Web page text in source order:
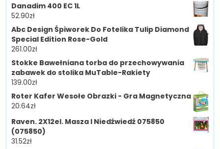
Danadim 400 EC 1L
52.90zł
Abc Design Śpiworek Do Fotelika Tulip Diamond
Special Edition Rose-Gold
261.00zł
Stokke Bawełniana torba do przechowywania
zabawek do stolika MuTable-Rakiety
139.00zł
Roter Kafer Wesołe Obrazki - Gra Magnetyczna
20.64zł
Raven. 2X12el. Masza I Niedźwiedź 075850
(075850)
31.52zł